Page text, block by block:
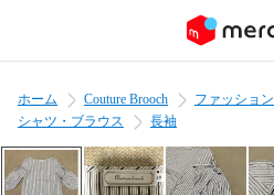
ホーム Couture Brooch ファッション
シャツ・ブラウス
長袖